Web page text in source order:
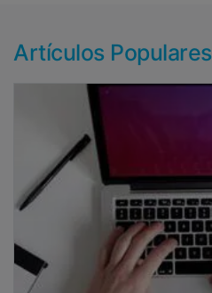
Artículos Populares